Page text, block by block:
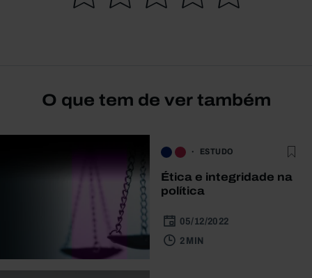
O que tem de ver também
ESTUDO
Ética e integridade na
política
05/12/2022
2 MIN